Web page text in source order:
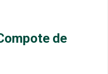
de